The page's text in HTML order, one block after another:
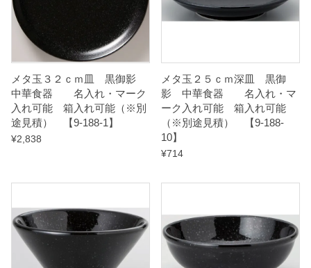
（
途
見
積
）
1
メタ玉３２ｃｍ皿 黒御影
中華食器 名入れ・マーク
入れ可能 箱入れ可能（※別
途見積） 【9-188-1】
¥2,838
メタ玉２５ｃｍ深皿 黒御
影 中華食器 名入れ・マ
ーク入れ可能 箱入れ可能
（※別途見積） 【9-188-
10】
¥714